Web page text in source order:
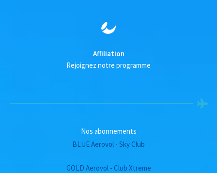
Affiliation
Rejoignez notre programme
Nos abonnements
BLUE Aerovol - Sky Club
GOLD Aerovol - Club Xtreme